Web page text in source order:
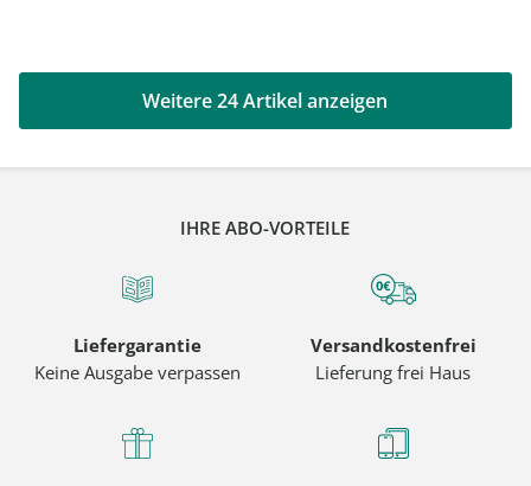
Weitere 24 Artikel anzeigen
IHRE ABO-VORTEILE
Liefergarantie
Keine Ausgabe verpassen
Versandkostenfrei
Lieferung frei Haus